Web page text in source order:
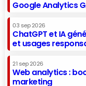
Google Analytics
03 sep 2026
ChatGPT et IA
et usages
21 sep 2026
Web analytics :
marketing